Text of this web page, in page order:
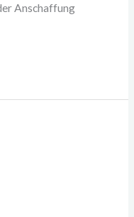
Anschaffung